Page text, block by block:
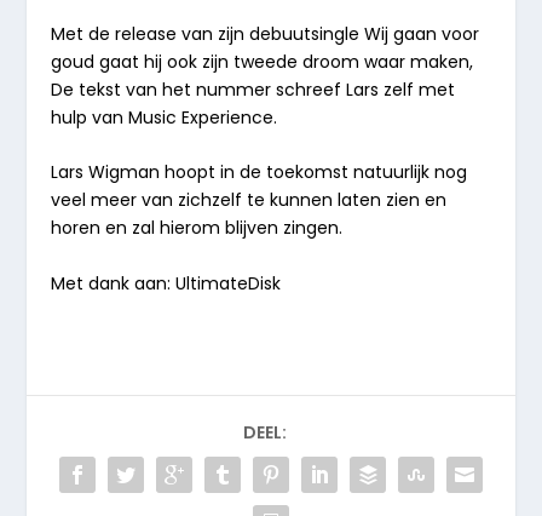
Met de release van zijn debuutsingle Wij gaan voor
goud gaat hij ook zijn tweede droom waar maken,
De tekst van het nummer schreef Lars zelf met
hulp van Music Experience.
Lars Wigman hoopt in de toekomst natuurlijk nog
veel meer van zichzelf te kunnen laten zien en
horen en zal hierom blijven zingen.
Met dank aan: UltimateDisk
DEEL: